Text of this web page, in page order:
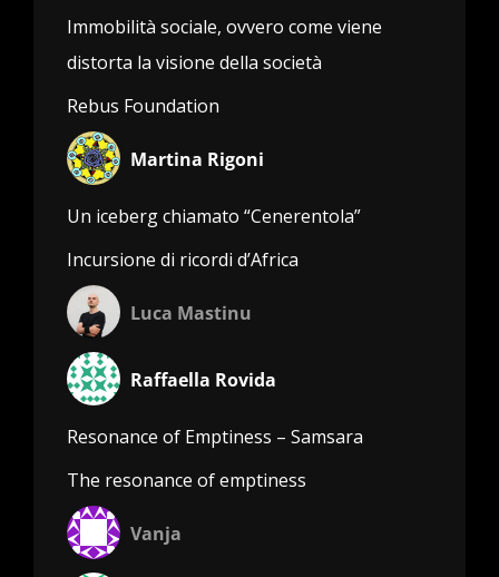
Immobilità sociale, ovvero come viene
distorta la visione della società
Rebus Foundation
Martina Rigoni
Un iceberg chiamato “Cenerentola”
Incursione di ricordi d’Africa
Luca Mastinu
Raffaella Rovida
Resonance of Emptiness – Samsara
The resonance of emptiness
Vanja